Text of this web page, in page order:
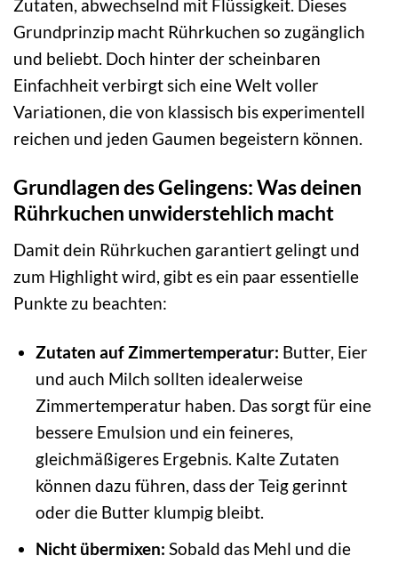
Zutaten, abwechselnd mit Flüssigkeit. Dieses
Grundprinzip macht Rührkuchen so zugänglich
und beliebt. Doch hinter der scheinbaren
Einfachheit verbirgt sich eine Welt voller
Variationen, die von klassisch bis experimentell
reichen und jeden Gaumen begeistern können.
Grundlagen des Gelingens: Was deinen
Rührkuchen unwiderstehlich macht
Damit dein Rührkuchen garantiert gelingt und
zum Highlight wird, gibt es ein paar essentielle
Punkte zu beachten:
Zutaten auf Zimmertemperatur: Butter, Eier
und auch Milch sollten idealerweise
Zimmertemperatur haben. Das sorgt für eine
bessere Emulsion und ein feineres,
gleichmäßigeres Ergebnis. Kalte Zutaten
können dazu führen, dass der Teig gerinnt
oder die Butter klumpig bleibt.
Nicht übermixen: Sobald das Mehl und die